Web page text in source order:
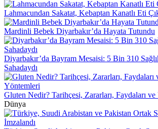
Lahmacundan Sakatat, Kebaptan Kanatlı Eti
Mardinli Bebek Diyarbakır’da Hayata Tutundu
Diyarbakır’da Bayram Mesaisi: 5 Bin 310
Sahadaydı
Gluten Nedir? Tarihçesi, Zararları, Faydaları
Dünya